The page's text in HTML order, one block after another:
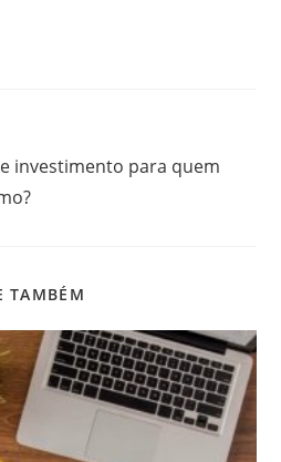
investimento para quem
TAMBÉM